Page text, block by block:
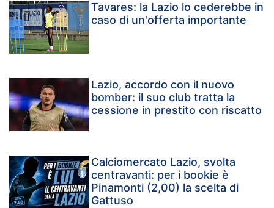
Tavares: la Lazio lo cederebbe in
caso di un'offerta importante
Lazio, accordo con il nuovo
bomber: il suo club tratta la
cessione in prestito con riscatto
Calciomercato Lazio, svolta
centravanti: per i bookie è
Pinamonti (2,00) la scelta di
Gattuso